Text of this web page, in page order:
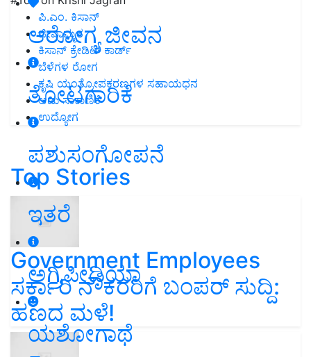
ಆರೋಗ್ಯ ಜೀವನ
ತೋಟಗಾರಿಕೆ
ಪಶುಸಂಗೋಪನೆ
ಇತರೆ
ಅಗ್ರಿಪೀಡಿಯಾ
ಯಶೋಗಾಥೆ
ಪಿ.ಎಂ. ಕಿಸಾನ್
ಜೀವಾಮೃತ
ಕಿಸಾನ್ ಕ್ರೇಡಿಟ್ ಕಾರ್ಡ್
ಬೆಳೆಗಳ ರೋಗ
ಕೃಷಿ ಯಂತ್ರೋಪಕರಣಗಳ ಸಹಾಯಧನ
ಆಡು ಸಾಕಾಣಿಕೆ
ಉದ್ಯೋಗ
Top Stories
Government Employees
ಸರ್ಕಾರಿ ನೌಕರರಿಗೆ ಬಂಪರ್‌ ಸುದ್ದಿ:
ಹಣದ ಮಳೆ!